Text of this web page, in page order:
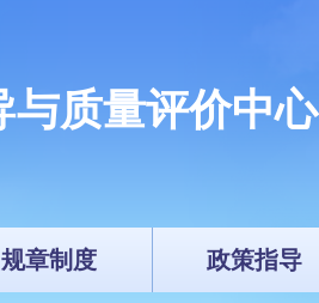
与质量评价中心
规章制度 政策指导